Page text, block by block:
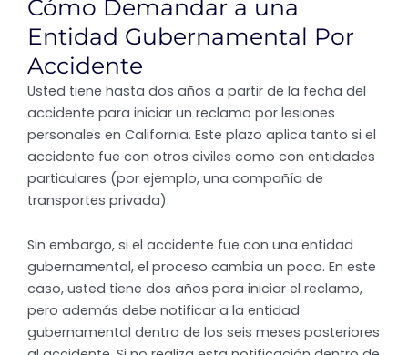
Cómo Demandar a una
Entidad Gubernamental Por
Accidente
Usted tiene hasta dos años a partir de la fecha del
accidente para iniciar un reclamo por lesiones
personales en California. Este plazo aplica tanto si el
accidente fue con otros civiles como con entidades
particulares (por ejemplo, una compañía de
transportes privada).
Sin embargo, si el accidente fue con una entidad
gubernamental, el proceso cambia un poco. En este
caso, usted tiene dos años para iniciar el reclamo,
pero además debe notificar a la entidad
gubernamental dentro de los seis meses posteriores